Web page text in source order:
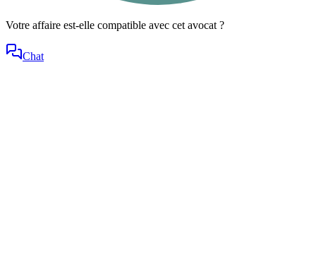
Votre affaire est-elle compatible avec cet avocat ?
Chat